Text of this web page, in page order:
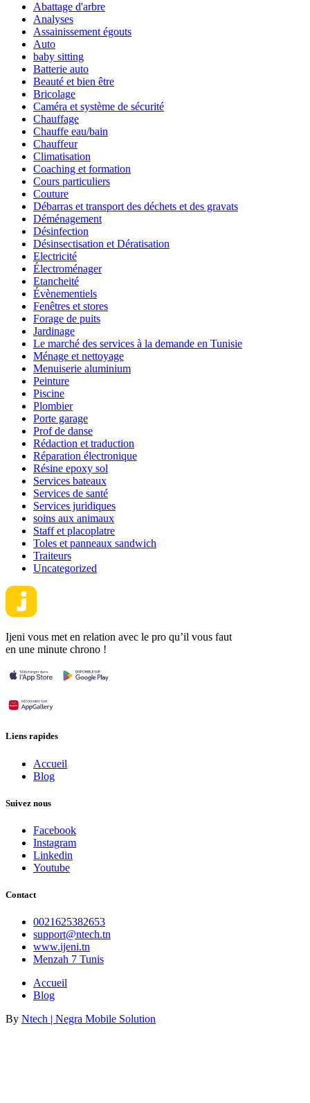
Abattage d'arbre
Analyses
Assainissement égouts
Auto
baby sitting
Batterie auto
Beauté et bien être
Bricolage
Caméra et système de sécurité
Chauffage
Chauffe eau/bain
Chauffeur
Climatisation
Coaching et formation
Cours particuliers
Couture
Débarras et transport des déchets et des gravats
Déménagement
Désinfection
Désinsectisation et Dératisation
Electricité
Électroménager
Etancheité
Évènementiels
Fenêtres et stores
Forage de puits
Jardinage
Le marché des services à la demande en Tunisie
Ménage et nettoyage
Menuiserie aluminium
Peinture
Piscine
Plombier
Porte garage
Prof de danse
Rédaction et traduction
Réparation électronique
Résine epoxy sol
Services bateaux
Services de santé
Services juridiques
soins aux animaux
Staff et placoplatre
Toles et panneaux sandwich
Traiteurs
Uncategorized
Ijeni vous met en relation avec le pro qu’il vous faut
en une minute chrono !
Liens rapides
Accueil
Blog
Suivez nous
Facebook
Instagram
Linkedin
Youtube
Contact
0021625382653
support@ntech.tn
www.ijeni.tn
Menzah 7 Tunis
Accueil
Blog
By Ntech | Negra Mobile Solution